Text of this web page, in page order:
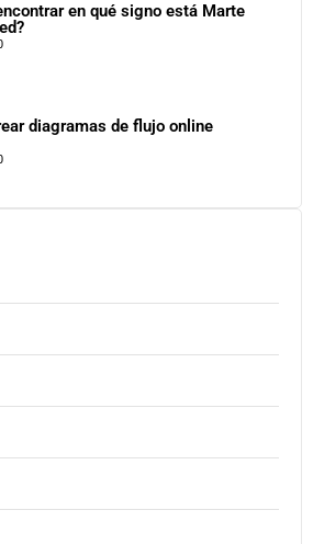
en qué signo está Marte
diagramas de flujo online